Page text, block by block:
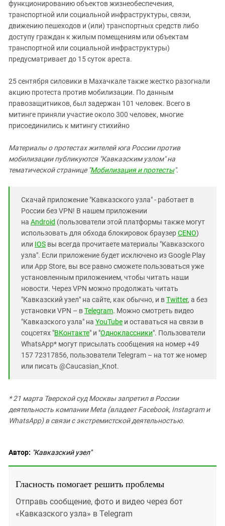
функционированию объектов жизнеобеспечения,
транспортной или социальной инфраструктуры, связи,
движению пешеходов и (или) транспортных средств либо
доступу граждан к жилым помещениям или объектам
транспортной или социальной инфраструктуры)
предусматривает до 15 суток ареста.
25 сентября силовики в Махачкале также жестко разогнали
акцию протеста против мобилизации. По данным
правозащитников, был задержан 101 человек. Всего в
митинге приняли участие около 300 человек, многие
присоединились к митингу стихийно
Материалы о протестах жителей юга России против
мобилизации публикуются "Кавказским узлом" на
тематической странице "Мобилизация и протесты".
Скачай приложение "Кавказского узла" - работает в
России без VPN! В нашем приложении
на Android (пользователи этой платформы также могут
использовать для обхода блокировок браузерCENO)
или IOS вы всегда прочитаете материалы "Кавказского
узла". Если приложение будет исключено из Google Play
или App Store, вы все равно сможете пользоваться уже
установленным приложением, чтобы читать наши
новости. Через VPN можно продолжать читать
"Кавказский узел" на сайте, как обычно, и вTwitter, а без
установки VPN – вTelegram. Можно смотреть видео
"Кавказского узла" на YouTube и оставаться на связи в
соцсетях "ВКонтакте" и "Одноклассники". Пользователи
WhatsApp* могут присылать сообщения на номер +49
157 72317856, пользователи Telegram – на тот же номер
или писать @Caucasian_Knot.
* 21 марта Тверской суд Москвы запретил в России
деятельность компании Meta (владеет Facebook, Instagram и
WhatsApp) в связи с экстремистской деятельностью.
Автор: "Кавказский узел"
Гласность помогает решить проблемы
Отправь сообщение, фото и видео через бот
«Кавказского узла» в Telegram